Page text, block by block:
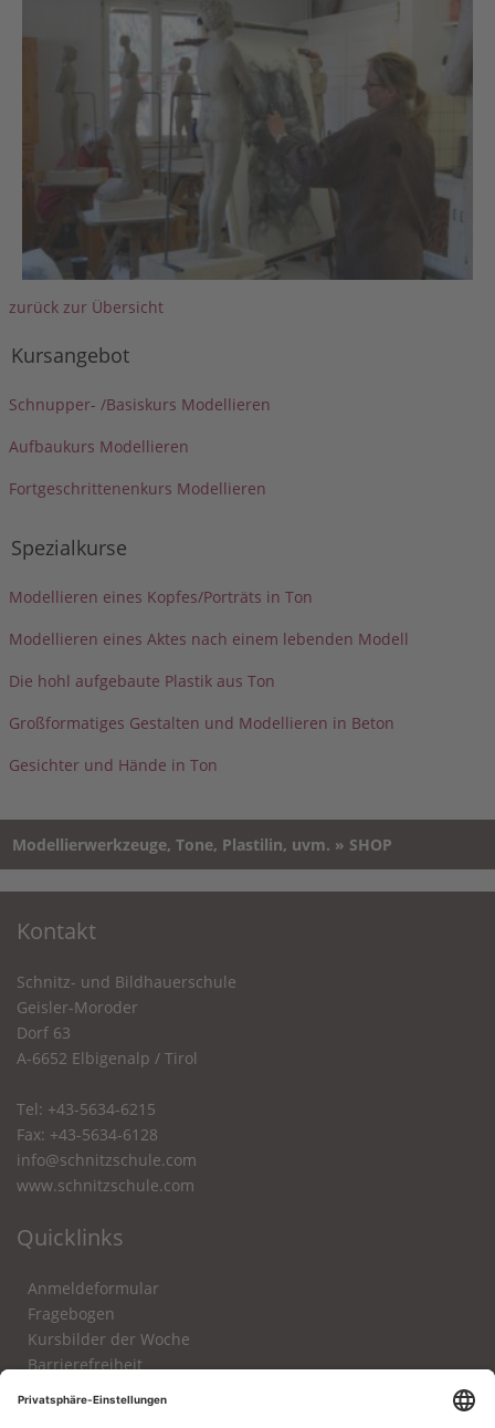
zurück zur Übersicht
Kursangebot
Schnupper- /Basiskurs Modellieren
Aufbaukurs Modellieren
Fortgeschrittenenkurs Modellieren
Spezialkurse
Modellieren eines Kopfes/Porträts in Ton
Modellieren eines Aktes nach einem lebenden Modell
Die hohl aufgebaute Plastik aus Ton
Großformatiges Gestalten und Modellieren in Beton
Gesichter und Hände in Ton
Modellierwerkzeuge, Tone, Plastilin, uvm. » SHOP
Kontakt
Schnitz- und Bildhauerschule
Geisler-Moroder
Dorf 63
A-6652 Elbigenalp / Tirol
Tel: +43-5634-6215
Fax: +43-5634-6128
info@schnitzschule.com
www.schnitzschule.com
Quicklinks
Anmeldeformular
Fragebogen
Kursbilder der Woche
Barrierefreiheit
Impressum